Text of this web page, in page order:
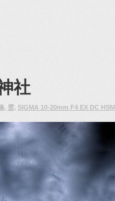
社
, 雲, SIGMA 10-20mm F4 EX DC HSM